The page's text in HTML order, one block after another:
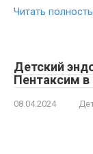
Читать
Детский
Пентаксим в
08.04.2024